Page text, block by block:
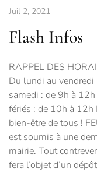
Juil 2, 2021
Flash Infos
RAPPEL DES
Du lundi au
samedi : de 9h à
fériés : de 10h à 12h
bien-être de tous !
est soumis à une
mairie. Tout
fera l’objet d’un